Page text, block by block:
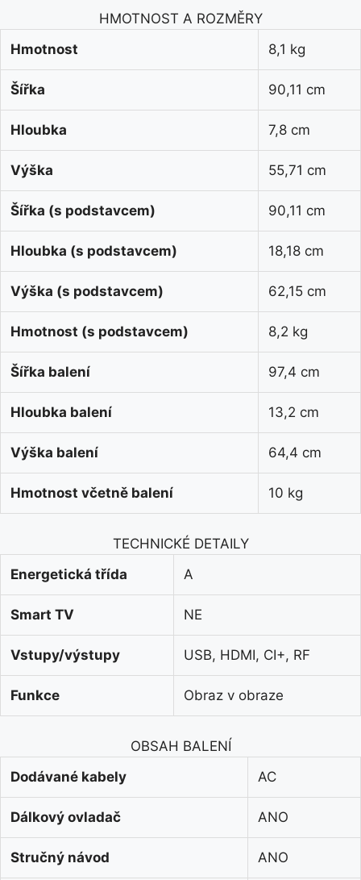
HMOTNOST A ROZMĚRY
Hmotnost
8,1 kg
Šířka 90,11 cm
Hloubka 7,8 cm
Výška 55,71 cm
Šířka (s podstavcem) 90,11 cm
Hloubka (s podstavcem) 18,18 cm
Výška (s podstavcem) 62,15 cm
Hmotnost (s podstavcem) 8,2 kg
Šířka balení 97,4 cm
Hloubka balení 13,2 cm
Výška balení 64,4 cm
Hmotnost včetně balení 10 kg
TECHNICKÉ DETAILY
Energetická třída
A
Smart TV NE
Vstupy/výstupy USB, HDMI, CI+, RF
Funkce Obraz v obraze
OBSAH BALENÍ
Dodávané kabely
AC
Dálkový ovladač ANO
Stručný návod ANO